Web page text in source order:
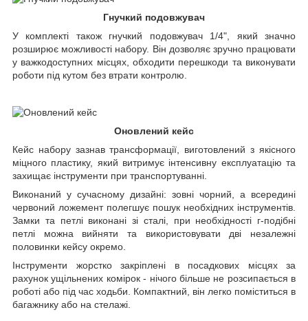
Гнучкий подовжувач
У комплекті також гнучкий подовжувач 1/4", який значно
розширює можливості набору. Він дозволяє зручно працювати
у важкодоступних місцях, обходити перешкоди та виконувати
роботи під кутом без втрати контролю.
Оновлений кейс
Кейс набору зазнав трансформації, виготовлений з якісного
міцного пластику, який витримує інтенсивну експлуатацію та
захищає інструменти при транспортуванні.
Виконаний у сучасному дизайні: зовні чорний, а всередині
червоний ложемент полегшує пошук необхідних інструментів.
Замки та петлі виконані зі сталі, при необхідності г-подібні
петлі можна вийняти та використовувати дві незалежні
половинки кейсу окремо.
Інструменти жорстко закріплені в посадкових місцях за
рахунок ущільнених комірок - нічого більше не розсипається в
роботі або під час ходьби. Компактний, він легко поміститься в
багажнику або на стелажі.